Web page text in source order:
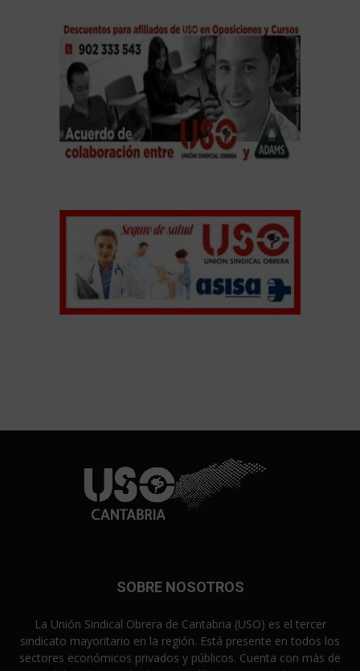
SOBRE NOSOTROS
La Unión Sindical Obrera de Cantabria (USO) es el tercer
sindicato mayoritario en la región. Está presente en todos los
sectores económicos privados y públicos. Cuenta con más de